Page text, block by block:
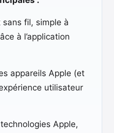
sans fil, simple à
à l’application
appareils Apple (et
utilisateur
Apple,